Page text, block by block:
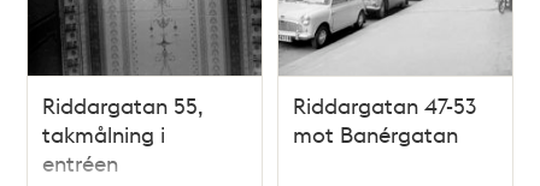
Riddargatan 55,
takmålning i
entréen
Riddargatan 47-53
mot Banérgatan